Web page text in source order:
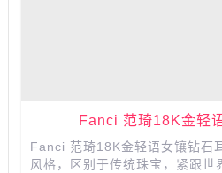
Fanci 范琦18K金轻
Fanci 范琦18K金轻语女镶钻
风格，区别于传统珠宝，紧跟世